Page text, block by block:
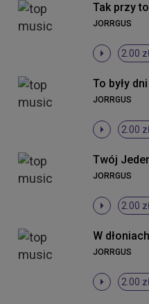
JORRGUS
2.00
JORRGUS
2.00
JORRGUS
2.00
JORRGUS
2.00